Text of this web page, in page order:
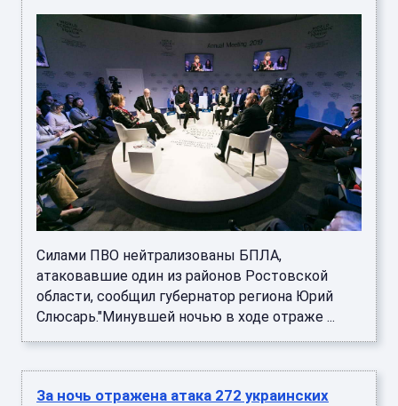
Силами ПВО нейтрализованы БПЛА,
атаковавшие один из районов Ростовской
области, сообщил губернатор региона Юрий
Слюсарь."Минувшей ночью в ходе отраже ...
За ночь отражена атака 272 украинских